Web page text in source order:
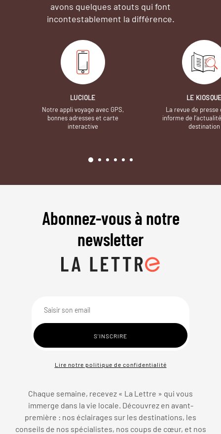
avons quelques atouts qui font
incontestablement la différence.
LUCIOLE
Notre appli voyage avec GPS,
bonnes adresses et carte
interactive
LE
La revue de presse
informe de
destination
Abonnez-vous à notre
newsletter
Lire notre politique de confidentialité
Chaque semaine, recevez « La Lettre » qui vous
immerge dans la vie locale. Découvrez en avant-
première : nos éclairages sur les destinations, les
conseils de nos spécialistes, nos coups de cœur, et nos